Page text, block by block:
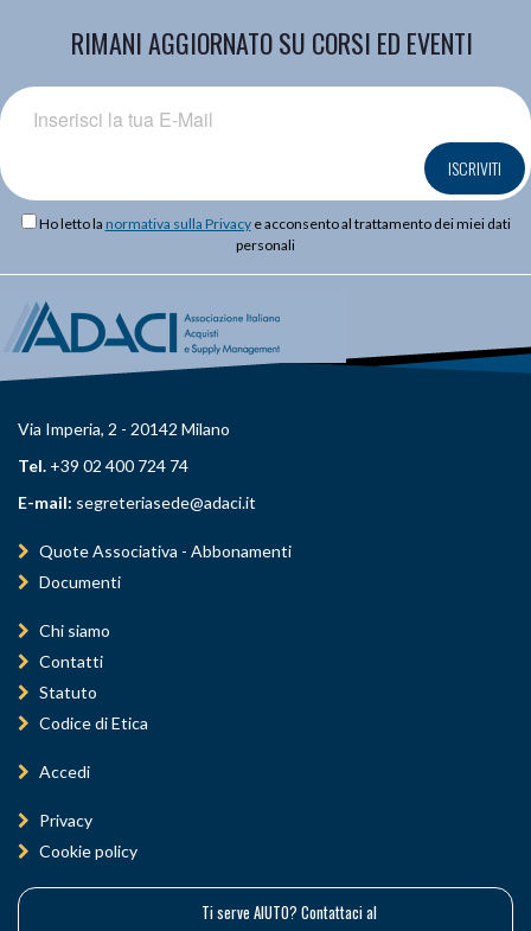
RIMANI AGGIORNATO SU CORSI ED EVENTI
ISCRIVITI
Ho letto la normativa sulla Privacye acconsento al trattamento dei miei dati
personali
Via Imperia, 2 - 20142 Milano
Tel. +39 02 400 724 74
E-mail: segreteriasede@adaci.it
Quote Associativa - Abbonamenti
Documenti
Chi siamo
Contatti
Statuto
Codice di Etica
Accedi
Privacy
Cookie policy
Ti serve AIUTO? Contattaci al